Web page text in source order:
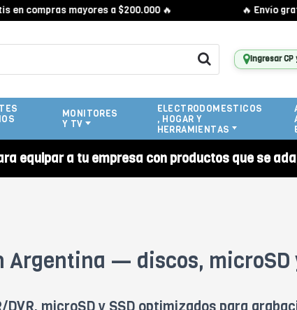
en compras mayores a $200.000 🔥 🔥 Envío
Ingresar CP
MONITORES
Y TV
ELECTRODOMESTICOS
, HOGAR Y
HERRAMIENTAS
equipar a tu empresa con productos que se
— discos, microSD